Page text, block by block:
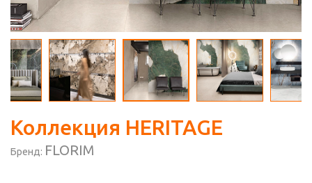
Коллекция HERITAGE
Бренд: FLORIM